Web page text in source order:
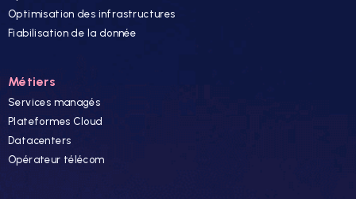
Optimisation des infrastructures
Fiabilisation de la donnée
Métiers
Services managés
Plateformes Cloud
Datacenters
Opérateur télécom